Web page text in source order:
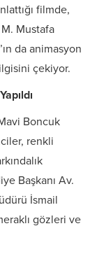
filmde,
Mustafa
da animasyon
çekiyor.
Boncuk
renkli
Başkanı Av.
İsmail
gözleri ve